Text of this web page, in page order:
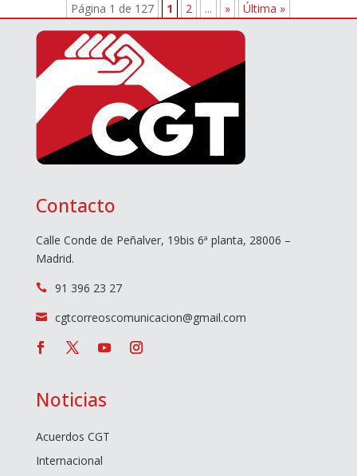
Página 1 de 127 1 2 ... » Última »
Contacto
Calle Conde de Peñalver, 19bis 6ª planta, 28006 –
Madrid.
 91 396 23 27
 cgtcorreoscomunicacion@gmail.com
Noticias
Acuerdos CGT
Internacional